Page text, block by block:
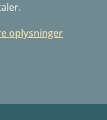
oplysninger